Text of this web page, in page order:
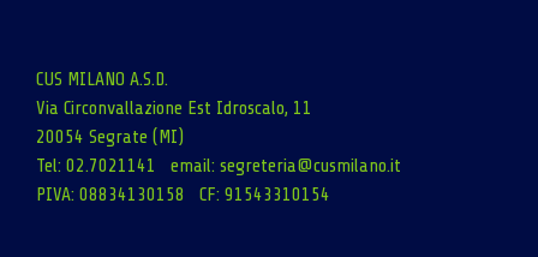
CUS MILANO A.S.D.
Via Circonvallazione Est Idroscalo, 11
20054 Segrate (MI)
Tel: 02.7021141 email: segreteria@cusmilano.it
PIVA: 08834130158 CF: 91543310154